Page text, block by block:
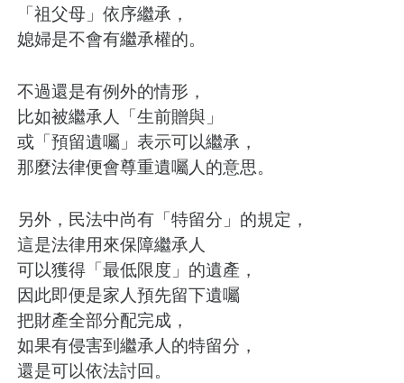
「祖父母」依序繼承，
媳婦是不會有繼承權的。
不過還是有例外的情形，
比如被繼承人「生前贈與」
或「預留遺囑」表示可以繼承，
那麼法律便會尊重遺囑人的意思。
另外，民法中尚有「特留分」的規定，
這是法律用來保障繼承人
可以獲得「最低限度」的遺產，
因此即便是家人預先留下遺囑
把財產全部分配完成，
如果有侵害到繼承人的特留分，
還是可以依法討回。